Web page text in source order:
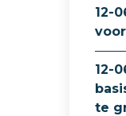
12-
12-
te